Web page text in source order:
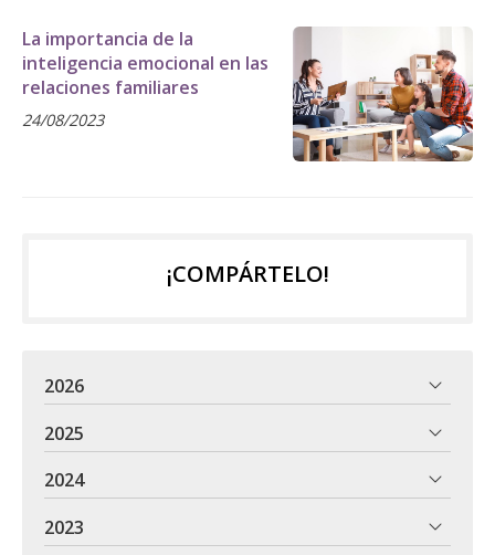
La importancia de la
inteligencia emocional en las
relaciones familiares
24/08/2023
¡COMPÁRTELO!
2026
2025
2024
2023